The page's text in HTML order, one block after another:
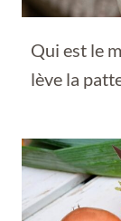
Qui est le
lève la